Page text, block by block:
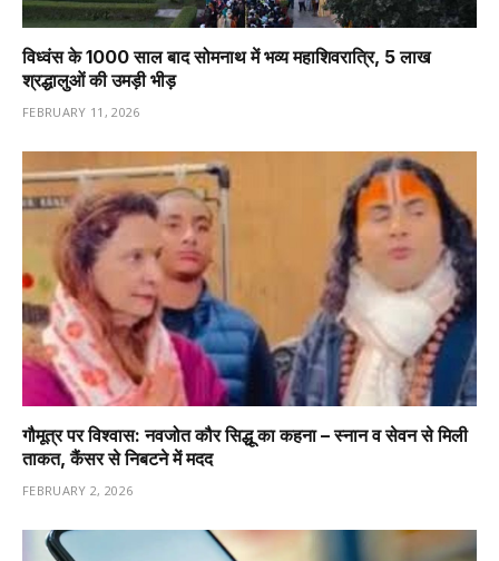
विध्वंस के 1000 साल बाद सोमनाथ में भव्य महाशिवरात्रि, 5 लाख
श्रद्धालुओं की उमड़ी भीड़
FEBRUARY 11, 2026
गौमूत्र पर विश्वास: नवजोत कौर सिद्धू का कहना – स्नान व सेवन से मिली
ताकत, कैंसर से निबटने में मदद
FEBRUARY 2, 2026